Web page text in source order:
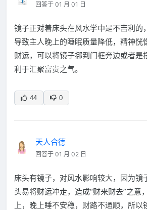
回答于 01 月 01 日
镜子正对着床头在风水学中是不吉利的
导致主人晚上的睡眠质量降低，精神恍
财运，可以将镜子挪到门框旁边或者是
利于汇聚富贵之气。
44 0
天人合德
回答于 01 月 02 日
床头有镜子，对风水影响较大，因为镜
头易将财运冲走，造成“财来财去”之意
上，晚上睡不安稳，财路不通顺，所